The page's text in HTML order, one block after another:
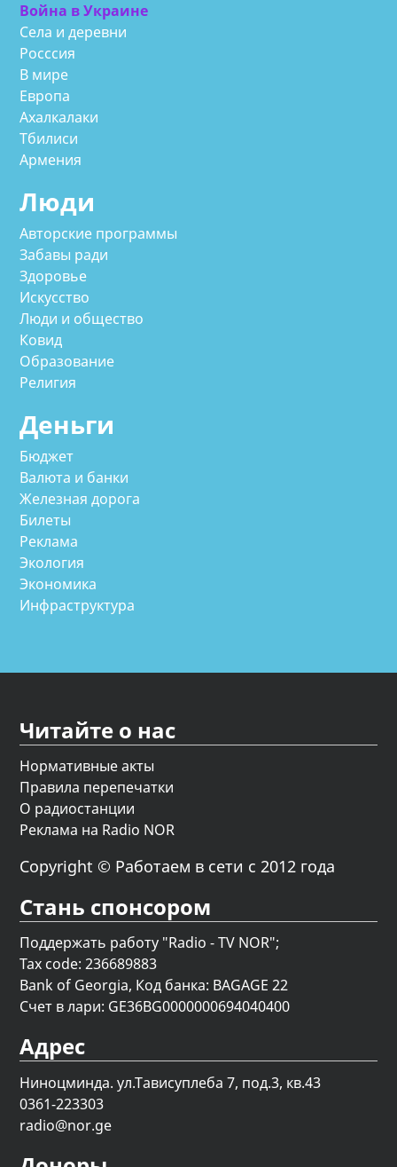
Война в Украине
Села и деревни
Росссия
В мире
Европа
Ахалкалаки
Тбилиси
Армения
Люди
Авторские программы
Забавы ради
Здоровье
Искусство
Люди и общество
Ковид
Образование
Религия
Деньги
Бюджет
Валюта и банки
Железная дорога
Билеты
Реклама
Экология
Экономика
Инфраструктура
Читайте о нас
Нормативные акты
Правила перепечатки
О радиостанции
Реклама на Radio NOR
Copyright © Работаем в сети с 2012 года
Стань спонсором
Поддержать работу "Radio - TV NOR";
Tax code: 236689883
Bank of Georgia, Код банка: BAGAGE 22
Счет в лари: GE36BG0000000694040400
Адрес
Ниноцминда. ул.Тависуплеба 7, под.3, кв.43
0361-223303
radio@nor.ge